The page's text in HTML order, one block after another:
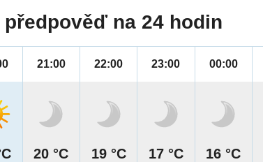
na 24 hodin
21:00
20 °C
22:00
19 °C
23:00
17 °C
00:00
16 °C